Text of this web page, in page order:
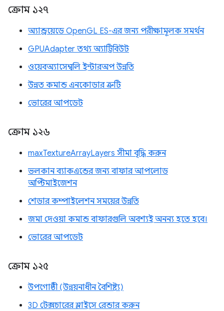
ক্রোম ১২৭
অ্যান্ড্রয়েডে OpenGL ES-এর জন্য পরীক্ষামূলক সমর্থন
GPUAdapter তথ্য অ্যাট্রিবিউট
ওয়েবঅ্যাসেম্বলি ইন্টারঅপ উন্নতি
উন্নত কমান্ড এনকোডার ত্রুটি
ভোরের আপডেট
ক্রোম ১২৬
maxTextureArrayLayers সীমা বৃদ্ধি করুন
ভলকান ব্যাকএন্ডের জন্য বাফার আপলোড
অপ্টিমাইজেশন
শেডার কম্পাইলেশন সময়ের উন্নতি
জমা দেওয়া কমান্ড বাফারগুলি অবশ্যই অনন্য হতে হবে।
ভোরের আপডেট
ক্রোম ১২৫
উপগোষ্ঠী (উন্নয়নাধীন বৈশিষ্ট্য)
3D টেক্সচারের স্লাইসে রেন্ডার করুন